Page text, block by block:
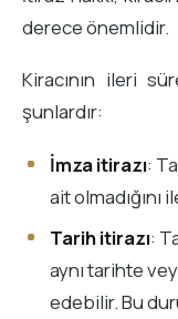
derece önemlidir.
Kiracının ileri
şunlardır:
İmza itirazı:
ait olmadığını
Tarih itirazı:
aynı tarihte
edebilir. Bu